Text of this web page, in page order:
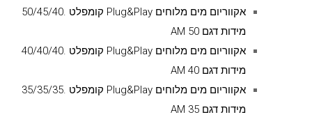
אקווריום מים מלוחים Plug&Play קומפלט .50/45/40
מידות דגם AM 50
אקווריום מים מלוחים Plug&Play קומפלט .40/40/40
מידות דגם AM 40
אקווריום מים מלוחים Plug&Play קומפלט .35/35/35
מידות דגם AM 35